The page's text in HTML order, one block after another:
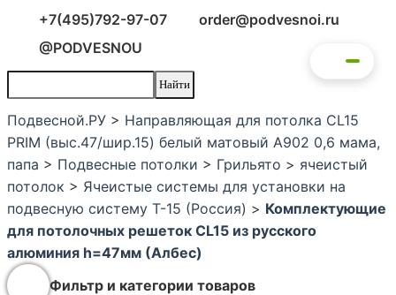
+7(495)792-97-07
order@podvesnoi.ru
@PODVESNOU
Подвесной.РУ > Направляющая для потолка CL15
PRIM (выс.47/шир.15) белый матовый А902 0,6 мама,
папа > Подвесные потолки > Грильято > ячеистый
потолок > Ячеистые системы для установки на
подвесную систему Т-15 (Россия) > Комплектующие
для потолочных решеток CL15 из русского
алюминия h=47мм (Албес)
Фильтр и категории товаров